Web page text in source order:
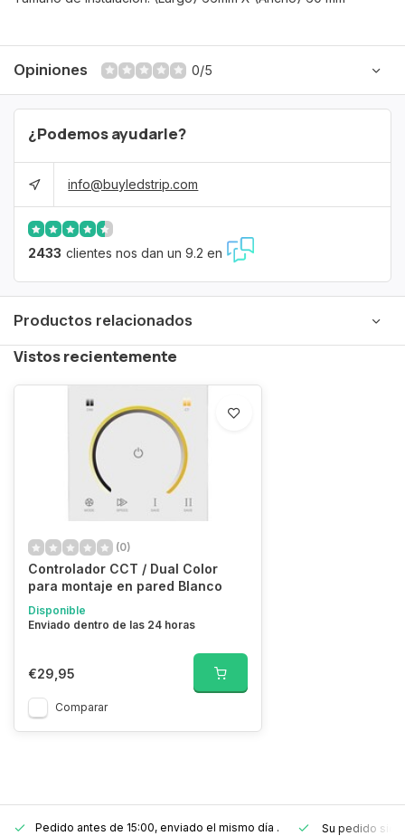
Opiniones 0/5
¿Podemos ayudarle?
info@buyledstrip.com
2433 clientes nos dan un 9.2 en
Productos relacionados
Vistos recientemente
(0)
Controlador CCT / Dual Color
para montaje en pared Blanco
Disponible
Enviado dentro de las 24 horas
€29,95
Comparar
Pedido antes de 15:00, enviado el mismo día . Su pedido